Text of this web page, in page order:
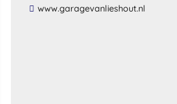
​www​.​garagevanlieshout​.​nl​